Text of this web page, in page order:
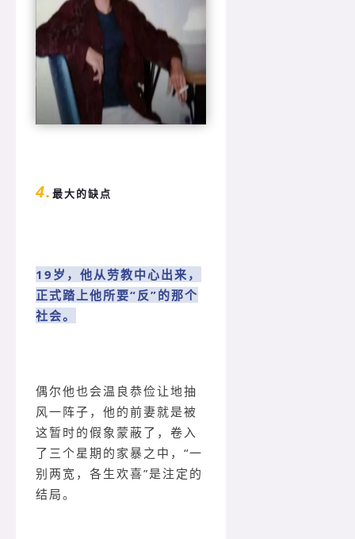
4. 最大的缺点
19岁，他从劳教中心出来，
正式踏上他所要“反”的那个
社会。
偶尔他也会温良恭俭让地抽
风一阵子，他的前妻就是被
这暂时的假象蒙蔽了，卷入
了三个星期的家暴之中，“一
别两宽，各生欢喜”是注定的
结局。